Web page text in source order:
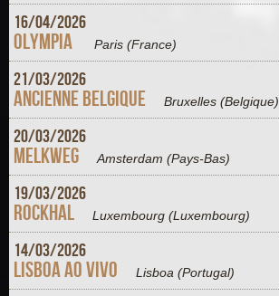
16/04/2026
Olympia Paris (France)
21/03/2026
Ancienne Belgique Bruxelles (Belgique)
20/03/2026
Melkweg Amsterdam (Pays-Bas)
19/03/2026
Rockhal Luxembourg (Luxembourg)
14/03/2026
Lisboa Ao Vivo Lisboa (Portugal)